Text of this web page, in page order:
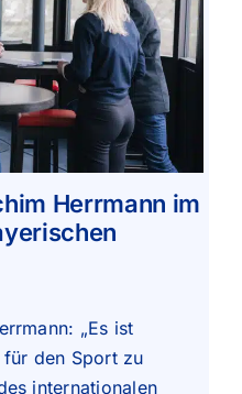
Herrmann im
„Es ist
den Sport zu
internationalen